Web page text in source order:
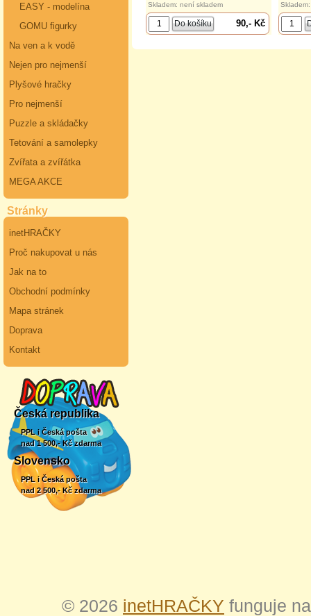
EASY - modelína
GOMU figurky
Na ven a k vodě
Nejen pro nejmenší
Plyšové hračky
Pro nejmenší
Puzzle a skládačky
Tetování a samolepky
Zvířata a zvířátka
MEGA AKCE
Stránky
inetHRAČKY
Proč nakupovat u nás
Jak na to
Obchodní podmínky
Mapa stránek
Doprava
Kontakt
Česká republika
PPL i Česká pošta
nad 1 500,- Kč zdarma
Slovensko
PPL i Česká pošta
nad 2 500,- Kč zdarma
Skladem: není skladem
90,- Kč
© 2026 inetHRAČKY funguje